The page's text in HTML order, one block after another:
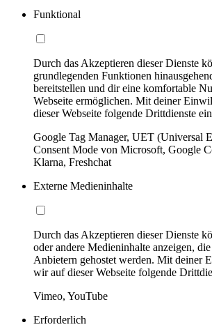
Funktional
Durch das Akzeptieren dieser Dienste
grundlegenden Funktionen
bereitstellen und dir eine komfortable
Webseite ermöglichen. Mit deiner
dieser Webseite folgende Drittdienste
Google Tag Manager, UET (Universal
Consent Mode von Microsoft, Google
Klarna, Freshchat
Externe Medieninhalte
Durch das Akzeptieren dieser Dienste
oder andere Medieninhalte anzeigen,
Anbietern gehostet werden. Mit deiner
wir auf dieser Webseite folgende
Vimeo, YouTube
Erforderlich